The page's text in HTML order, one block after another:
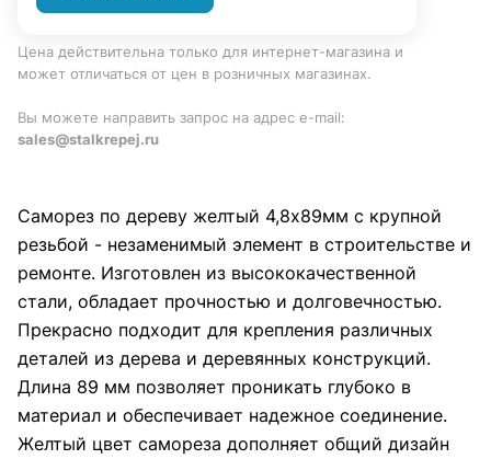
Цена действительна только для интернет-магазина и
может отличаться от цен в розничных магазинах.
Вы можете направить запрос на адрес e-mail:
sales@stalkrepej.ru
Саморез по дереву желтый 4,8х89мм с крупной
резьбой - незаменимый элемент в строительстве и
ремонте. Изготовлен из высококачественной
стали, обладает прочностью и долговечностью.
Прекрасно подходит для крепления различных
деталей из дерева и деревянных конструкций.
Длина 89 мм позволяет проникать глубоко в
материал и обеспечивает надежное соединение.
Желтый цвет самореза дополняет общий дизайн